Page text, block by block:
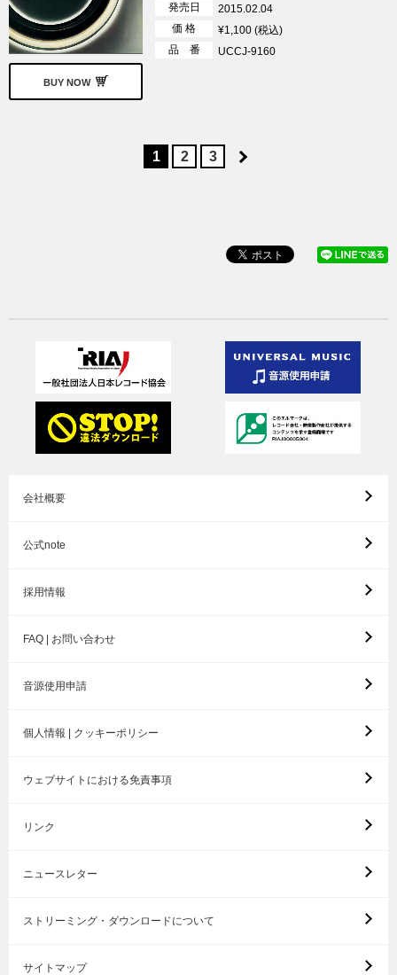
BUY NOW
発売日
2015.02.04
価 格
¥1,100 (税込)
品 番
UCCJ-9160
1 2 3
会社概要
公式note
採用情報
FAQ | お問い合わせ
音源使用申請
個人情報 | クッキーポリシー
ウェブサイトにおける免責事項
リンク
ニュースレター
ストリーミング・ダウンロードについて
サイトマップ